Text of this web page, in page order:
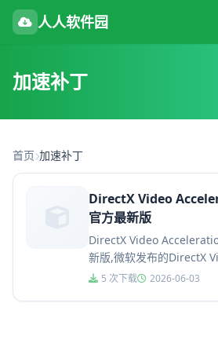
人人软件园
加速补丁
首页 加速补丁
DirectX Video
官方最新版
DirectX Video
新版,微软发布的DirectX
速补丁后...
5 次下载 2026-06-03